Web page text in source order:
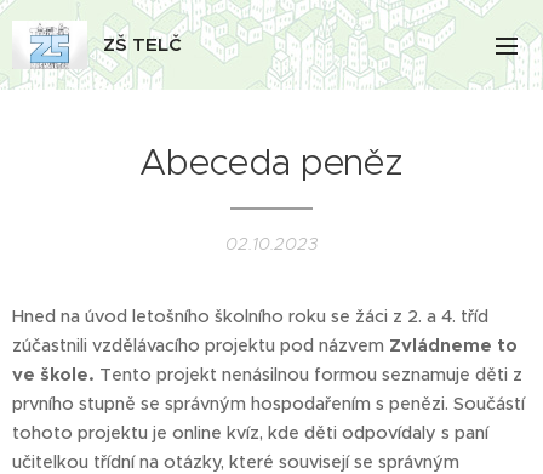
ZŠ TELČ
Abeceda peněz
02.10.2023
Hned na úvod letošního školního roku se žáci z 2. a 4. tříd
zúčastnili vzdělávacího projektu pod názvem Zvládneme to
ve škole. Tento projekt nenásilnou formou seznamuje děti z
prvního stupně se správným hospodařením s penězi. Součástí
tohoto projektu je online kvíz, kde děti odpovídaly s paní
učitelkou třídní na otázky, které souvisejí se správným